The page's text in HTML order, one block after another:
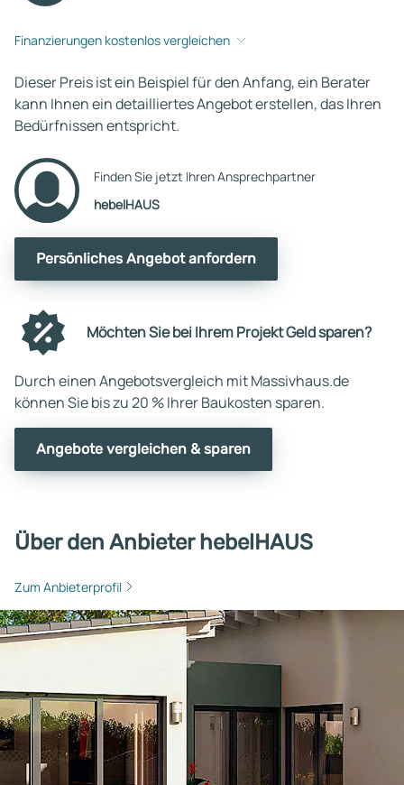
Finanzierungen kostenlos vergleichen
Dieser Preis ist ein Beispiel für den Anfang, ein Berater
kann Ihnen ein detailliertes Angebot erstellen, das Ihren
Bedürfnissen entspricht.
Finden Sie jetzt Ihren Ansprechpartner
hebelHAUS
Persönliches Angebot anfordern
Möchten Sie bei Ihrem Projekt Geld sparen?
Durch einen Angebotsvergleich mit Massivhaus.de
können Sie bis zu 20 % Ihrer Baukosten sparen.
Angebote vergleichen & sparen
Über den Anbieter hebelHAUS
Zum Anbieterprofil